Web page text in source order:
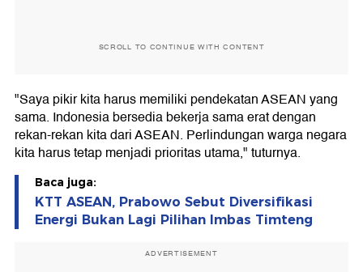
SCROLL TO CONTINUE WITH CONTENT
"Saya pikir kita harus memiliki pendekatan ASEAN yang
sama. Indonesia bersedia bekerja sama erat dengan
rekan-rekan kita dari ASEAN. Perlindungan warga negara
kita harus tetap menjadi prioritas utama," tuturnya.
Baca juga:
KTT ASEAN, Prabowo Sebut Diversifikasi
Energi Bukan Lagi Pilihan Imbas Timteng
ADVERTISEMENT